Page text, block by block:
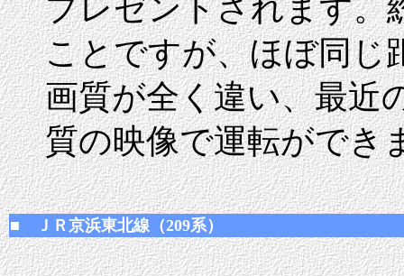
プレゼントされます。
ことですが、ほぼ同じ
画質が全く違い、最近
質の映像で運転ができ
■ ＪＲ京浜東北線（209系）